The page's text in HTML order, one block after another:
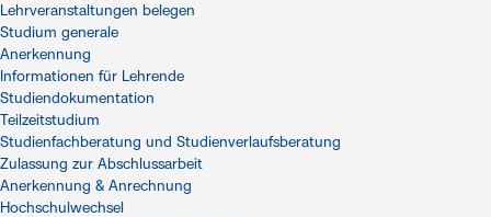
Lehrveranstaltungen belegen
Studium generale
Anerkennung
Informationen für Lehrende
Studiendokumentation
Teilzeitstudium
Studienfachberatung und Studienverlaufsberatung
Zulassung zur Abschlussarbeit
Anerkennung & Anrechnung
Hochschulwechsel